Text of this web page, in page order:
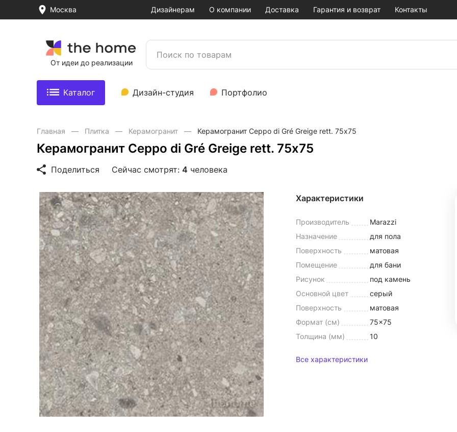
Москва Дизайнерам О компании Доставка Гарантия и возврат Контакты
От идеи до реализации
Каталог Дизайн-студия Портфолио
Главная Плитка Керамогранит Керамогранит Ceppo di Gré Greige rett. 75х75
Керамогранит Ceppo di Gré Greige rett. 75х75
Поделиться Сейчас смотрят: 4 человека
Характеристики
Производитель
Marazzi
Назначение
для пола
Поверхность
матовая
Помещение
для бани
Рисунок
под камень
Основной цвет
серый
Поверхность
матовая
Формат (см)
75x75
Толщина (мм)
10
Все характеристики